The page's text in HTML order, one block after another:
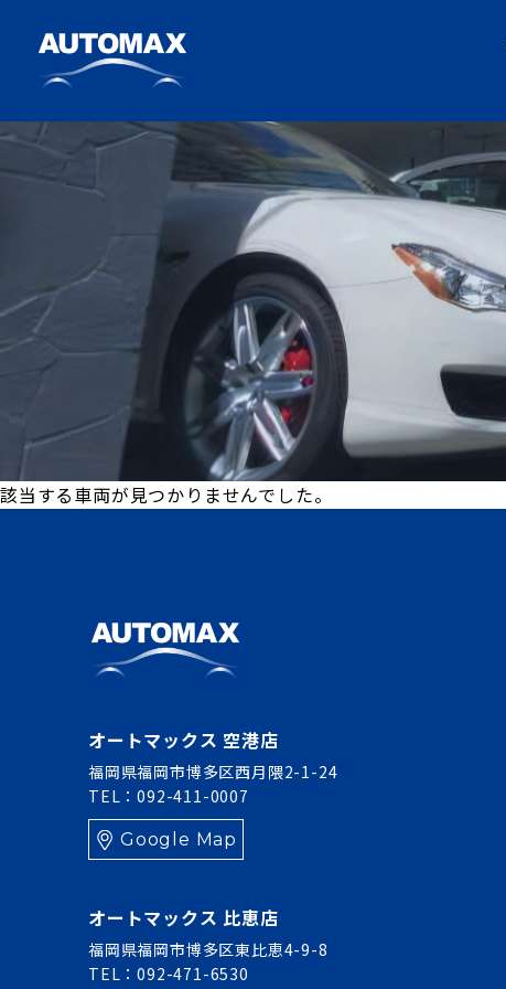
該当する車両が見つかりませんでした。
オートマックス 空港店
福岡県福岡市博多区西月隈2-1-24
TEL：092-411-0007
Google Map
オートマックス 比恵店
福岡県福岡市博多区東比恵4-9-8
TEL：092-471-6530